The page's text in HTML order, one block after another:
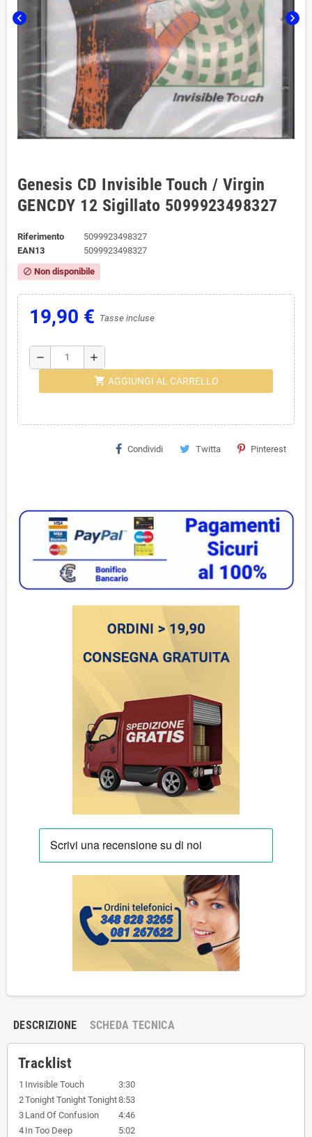
chevron_left chevron_right
Genesis CD Invisible Touch / Virgin
‎GENCDY 12 Sigillato 5099923498327
Riferimento
5099923498327
EAN13
5099923498327
block Non disponibile
19,90 € Tasse incluse
remove add
shopping_cart AGGIUNGI AL CARRELLO
Condividi Twitta Pinterest
DESCRIZIONE SCHEDA TECNICA
Tracklist
1 Invisible Touch
3:30
2Tonight Tonight Tonight8:53
3 Land Of Confusion
4:46
4 In Too Deep
5:02